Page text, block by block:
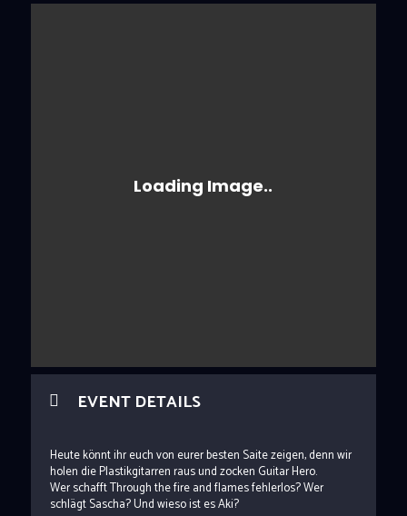
EVENT DETAILS
Heute könnt ihr euch von eurer besten Saite zeigen, denn wir
holen die Plastikgitarren raus und zocken Guitar Hero.
Wer schafft Through the fire and flames fehlerlos? Wer
schlägt Sascha? Und wieso ist es Aki?